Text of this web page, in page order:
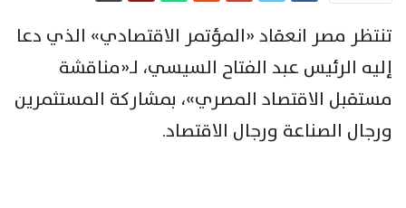
تنتظر مصر انعقاد «المؤتمر الاقتصادي» الذي دعا
إليه الرئيس عبد الفتاح السيسي، لـ«مناقشة
مستقبل الاقتصاد المصري»، بمشاركة المستثمرين
ورجال الصناعة ورجال الاقتصاد.